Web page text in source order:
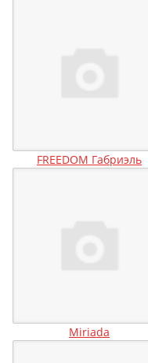
FREEDOM Габриэль
Miriada